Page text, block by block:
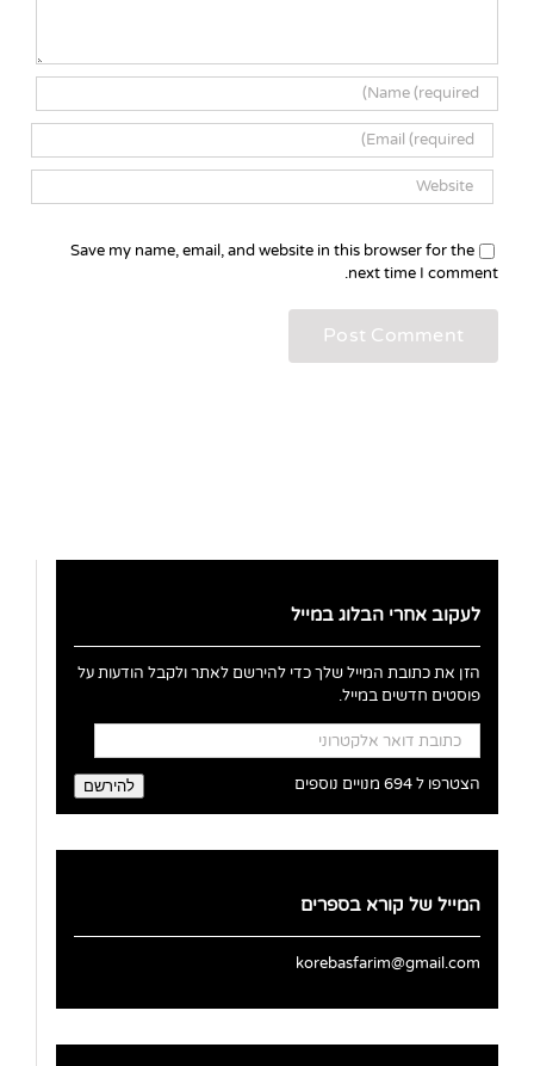
Save my name, email, and website in this browser for the
next time I comment.
לעקוב אחרי הבלוג במייל
הזן את כתובת המייל שלך כדי להירשם לאתר ולקבל הודעות על
פוסטים חדשים במייל.
כתובת
דואר
אלקטרוני
להירשם הצטרפו ל 694 מנויים נוספים
המייל של קורא בספרים
korebasfarim@gmail.com